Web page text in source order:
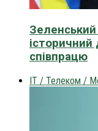
Зеленський
історичний
співпрацю
IT / Телеком /